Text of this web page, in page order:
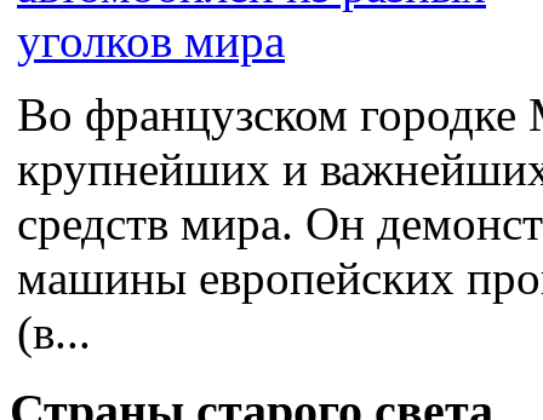
Во французском
крупнейших и
средств мира. Он
машины европейских
(в...